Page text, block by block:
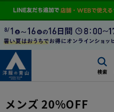
検索
メンズ 20%OFF